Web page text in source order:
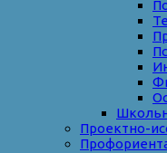
Проектно-